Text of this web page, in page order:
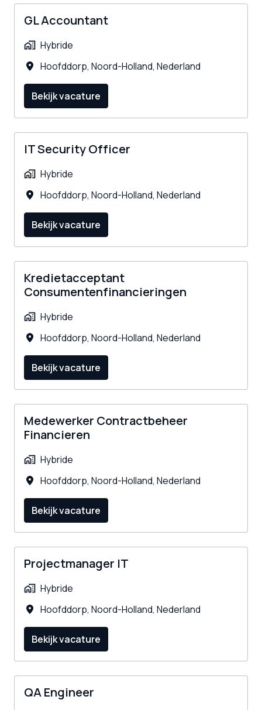
GL Accountant
Hybride
Hoofddorp, Noord-Holland, Nederland
Bekijk vacature
IT Security Officer
Hybride
Hoofddorp, Noord-Holland, Nederland
Bekijk vacature
Kredietacceptant
Consumentenfinancieringen
Hybride
Hoofddorp, Noord-Holland, Nederland
Bekijk vacature
Medewerker Contractbeheer
Financieren
Hybride
Hoofddorp, Noord-Holland, Nederland
Bekijk vacature
Projectmanager IT
Hybride
Hoofddorp, Noord-Holland, Nederland
Bekijk vacature
QA Engineer